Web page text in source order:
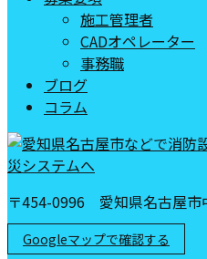
施工管理者
CADオペレーター
事務職
ブログ
コラム
〒454-0996 愛知県名古屋市
Googleマップで確認する